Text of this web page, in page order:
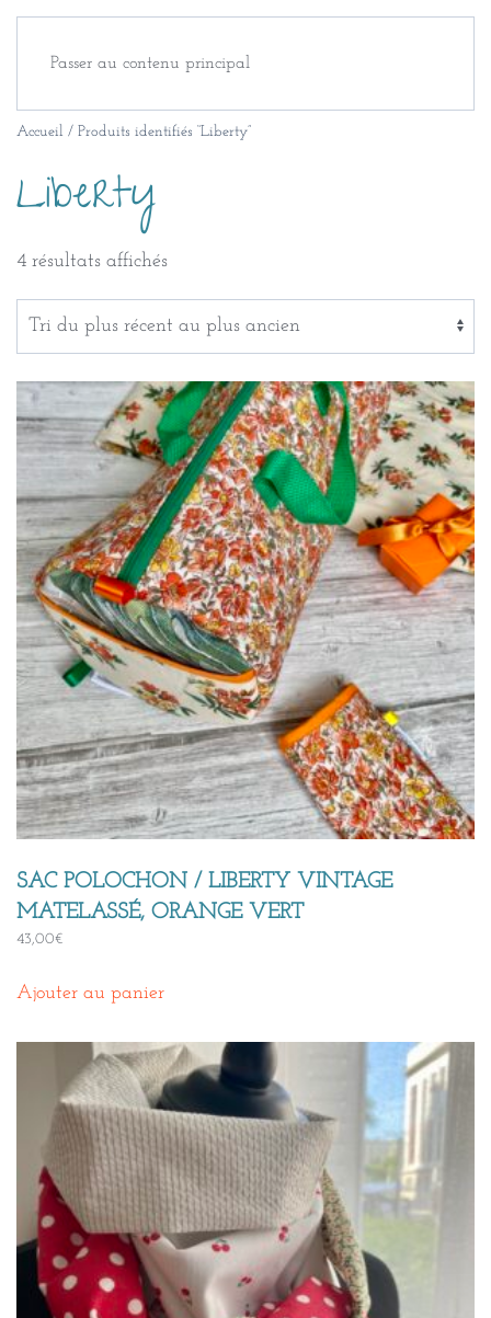
Passer au contenu principal
Accueil / Produits identifiés “Liberty”
Liberty
4 résultats affichésTrié
plus
récent
plus
ancien
SAC POLOCHON / LIBERTY VINTAGE
MATELASSÉ, ORANGE VERT
43,00€
Ajouter au panier